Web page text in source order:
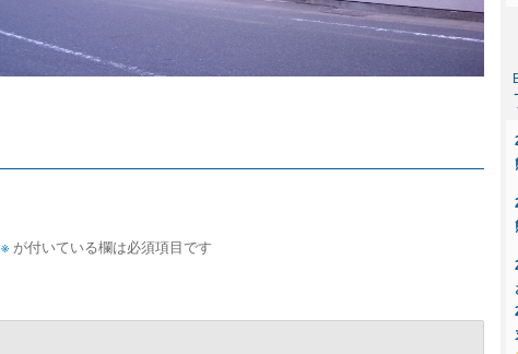
※が付いている欄は必須項目です